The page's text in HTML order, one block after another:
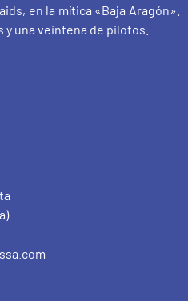
en la mítica «Baja Aragón».
una veintena de pilotos.